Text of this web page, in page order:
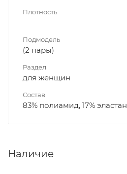
Плотность
Подмодель
(2 пары)
Раздел
для женщин
Состав
83% полиамид, 17% эластан
Наличие